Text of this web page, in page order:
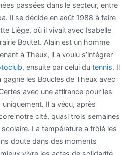
passées dans le secteur, entre
Il se décide en août 1988 à faire
Liège, où il vivait avec Isabelle
Boutet. Alain est un homme
à Theux, il a voulu s’intégrer
, ensuite par celui du tennis. Il
les Boucles de Theux avec
avec une attirance pour les
Il a vécu, après
notre cité, quasi trois semaines
La température a frôlé les
doute dans des moments
vivre les actes de solidarité.